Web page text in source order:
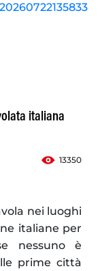
italiana
13350
nei luoghi
italiane per
nessuno è
prime città